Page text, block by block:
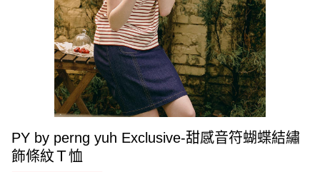
PY by perng yuh Exclusive-甜感音符蝴蝶結繡
飾條紋Ｔ恤